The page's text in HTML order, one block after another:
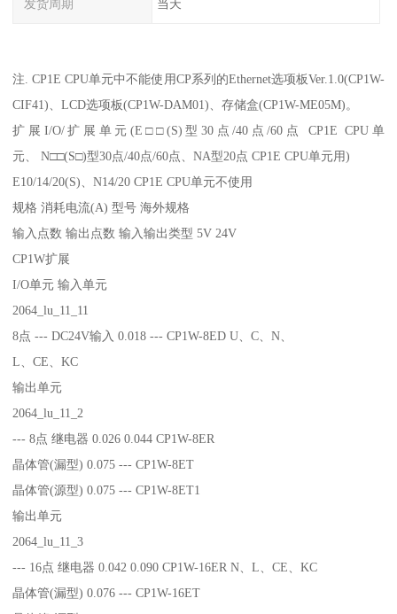
发货周期 当天
注. CP1E CPU单元中不能使用CP系列的Ethernet选项板Ver.1.0(CP1W-
CIF41)、LCD选项板(CP1W-DAM01)、存储盒(CP1W-ME05M)。
扩展I/O/扩展单元(E□□(S)型30点/40点/60点 CP1E CPU单
元、 N□□(S□)型30点/40点/60点、NA型20点 CP1E CPU单元用)
E10/14/20(S)、N14/20 CP1E CPU单元不使用
规格 消耗电流(A) 型号 海外规格
输入点数 输出点数 输入输出类型 5V 24V
CP1W扩展
I/O单元 输入单元
2064_lu_11_11
8点 --- DC24V输入 0.018 --- CP1W-8ED U、C、N、
L、CE、KC
输出单元
2064_lu_11_2
--- 8点 继电器 0.026 0.044 CP1W-8ER
晶体管(漏型) 0.075 --- CP1W-8ET
晶体管(源型) 0.075 --- CP1W-8ET1
输出单元
2064_lu_11_3
--- 16点 继电器 0.042 0.090 CP1W-16ER N、L、CE、KC
晶体管(漏型) 0.076 --- CP1W-16ET